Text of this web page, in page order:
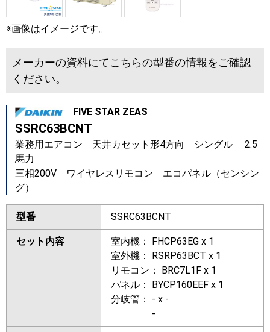
※画像はイメージです。
メーカーの資料にてこちらの型番の情報をご確認
ください。
FIVE STAR ZEAS
SSRC63BCNT
業務用エアコン 天井カセット形4方向 シングル 2.5
馬力
三相200V ワイヤレスリモコン エコパネル（センシン
グ）
型番 SSRC63BCNT
セット内容
室内機： FHCP63EG x 1
室外機： RSRP63BCT x 1
リモコン： BRC7L1F x 1
パネル： BYCP160EEF x 1
分岐管： - x -
-